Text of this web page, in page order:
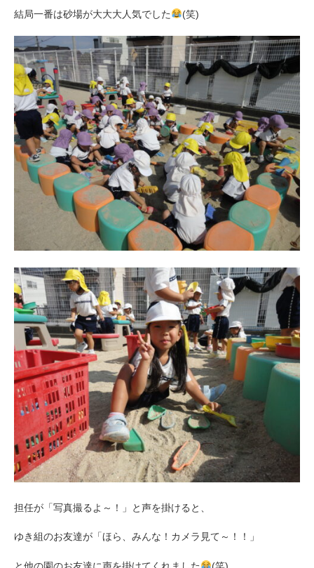
結局一番は砂場が大大大人気でした (笑)
担任が「写真撮るよ～！」と声を掛けると、
ゆき組のお友達が「ほら、みんな！カメラ見て～！！」